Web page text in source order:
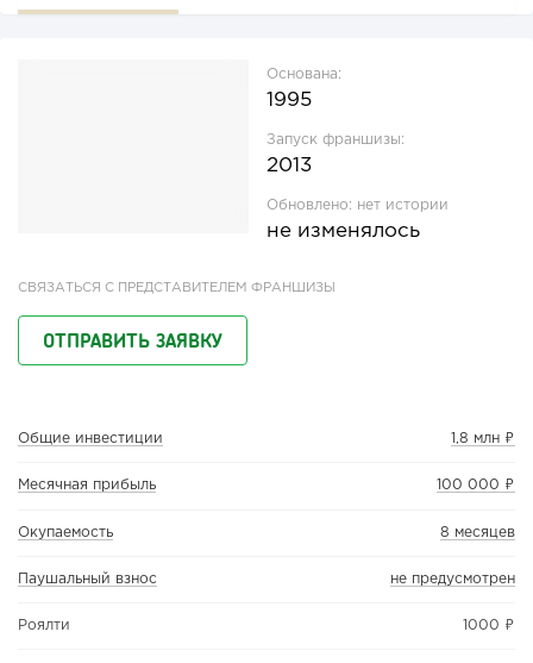
Основана:
1995
Запуск франшизы:
2013
Обновлено: нет истории
не изменялось
СВЯЗАТЬСЯ С ПРЕДСТАВИТЕЛЕМ ФРАНШИЗЫ
ОТПРАВИТЬ ЗАЯВКУ
Общие инвестиции 1,8 млн ₽
Месячная прибыль 100 000 ₽
Окупаемость 8 месяцев
Паушальный взнос не предусмотрен
Роялти 1000 ₽